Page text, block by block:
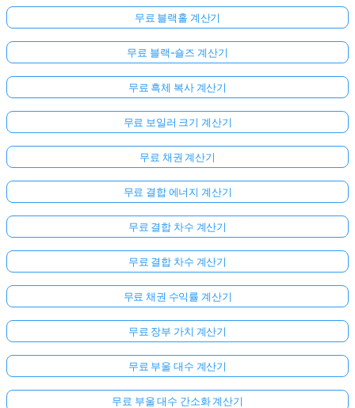
하
기
무료 블랙홀 계산기
무료 블랙-숄즈 계산기
무료 흑체 복사 계산기
무료 보일러 크기 계산기
무료 채권 계산기
무료 결합 에너지 계산기
무료 결합 차수 계산기
무료 결합 차수 계산기
무료 채권 수익률 계산기
무료 장부 가치 계산기
무료 부울 대수 계산기
무료 부울 대수 간소화 계산기